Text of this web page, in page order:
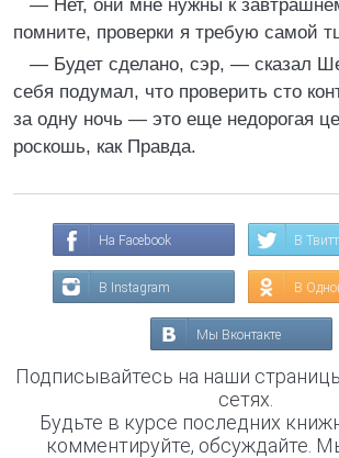
— Нет, они мне нужны к
помните, проверки я требую самой
— Будет сделано, сэр, — сказал
себя подумал, что проверить сто
за одну ночь — это еще недорогая
роскошь, как Правда.
На Facebook В
В Instagram В
Мы Вконтакте
Подписывайтесь на наши
сетях.
Будьте в курсе последних
комментируйте, обсуждайте.